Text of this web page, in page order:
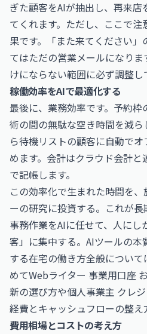
ぎた顧客をAIが抽出し、再来
てくれます。ただし、ここで
果です。「また来てください
てはただの営業メールになり
けにならない範囲に必ず調整し
稼働効率をAIで最適化する
最後に、業務効率です。予約
術の間の無駄な空き時間を減
ら待機リストの顧客に自動で
めます。会計はクラウド会計
で記帳します。
この効率化で生まれた時間を
ーの研究に投資する。これが長
事務作業をAIに任せて、人に
客」に集中する。AIツールの本
する在宅の働き方全般につい
めてWebライター 事業用口座
新の選び方や個人事業主 クレ
経費とキャッシュフローの整え
費用相場とコストの考え方